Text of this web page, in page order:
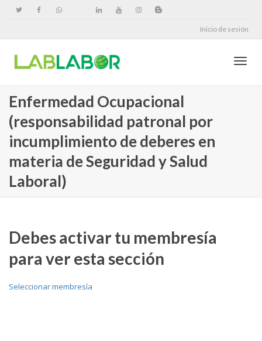
Inicio de sesión
Enfermedad Ocupacional
(responsabilidad patronal por
incumplimiento de deberes en
materia de Seguridad y Salud
Laboral)
Debes activar tu membresía
para ver esta sección
Seleccionar membresía